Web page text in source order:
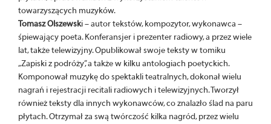
towarzyszących muzyków.
Tomasz Olszewski – autor tekstów, kompozytor, wykonawca –
śpiewający poeta. Konferansjer i prezenter radiowy, a przez wiele
lat, także telewizyjny. Opublikował swoje teksty w tomiku
„Zapiski z podróży”, a także w kilku antologiach poetyckich.
Komponował muzykę do spektakli teatralnych, dokonał wielu
nagrań i rejestracji recitali radiowych i telewizyjnych. Tworzył
również teksty dla innych wykonawców, co znalazło ślad na paru
płytach. Otrzymał za swą twórczość kilka nagród, przez wielu